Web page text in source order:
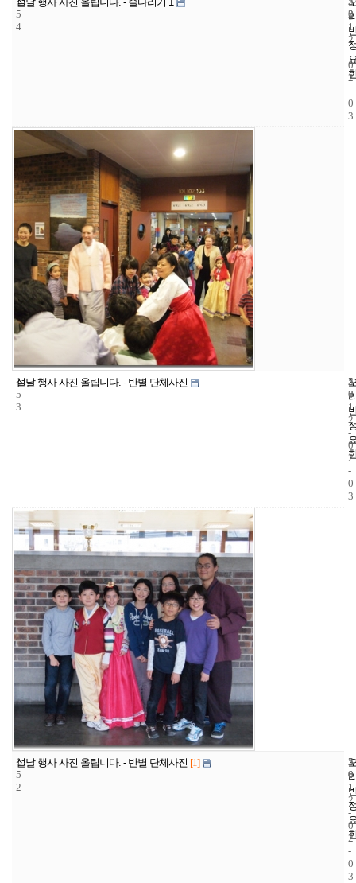
5
4
2
0
1
2
-
0
2
-
0
3
1
5
3
설날 행사 사진 올립니다. - 반별 단체사진
5
7
2
0
1
2
-
0
2
-
0
3
1
5
2
설날 행사 사진 올립니다. - 반별 단체사진 [1]
5
0
2
0
1
2
-
0
2
-
0
3